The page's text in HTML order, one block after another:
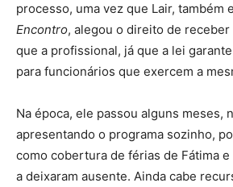
processo, uma vez que Lair, também
Encontro, alegou o direito de receber
que a profissional, já que a lei
para funcionários que exercem a
Na época, ele passou alguns meses,
apresentando o programa sozinho,
como cobertura de férias de Fátima
a deixaram ausente. Ainda cabe